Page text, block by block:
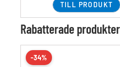
TILL PRODUKT
Rabatterade produkter
-34%